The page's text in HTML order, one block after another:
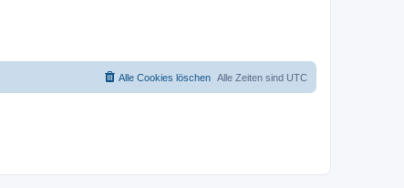
Alle Zeiten sind UTC
Alle Cookies löschen